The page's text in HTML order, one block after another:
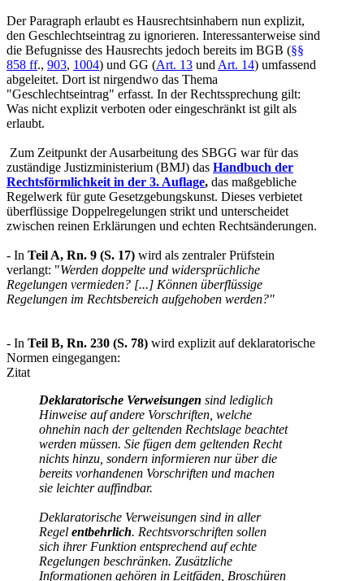
Der Paragraph erlaubt es Hausrechtsinhabern nun explizit,
den Geschlechtseintrag zu ignorieren. Interessanterweise sind
die Befugnisse des Hausrechts jedoch bereits im BGB (§§
858 ff., 903, 1004) und GG (Art. 13 undArt. 14) umfassend
abgeleitet. Dort ist nirgendwo das Thema
"Geschlechtseintrag" erfasst. In der Rechtssprechung gilt:
Was nicht explizit verboten oder eingeschränkt ist gilt als
erlaubt.
Zum Zeitpunkt der Ausarbeitung des SBGG war für das
zuständige Justizministerium (BMJ) das Handbuch der
Rechtsförmlichkeit in der 3. Auflage, das maßgebliche
Regelwerk für gute Gesetzgebungskunst. Dieses verbietet
überflüssige Doppelregelungen strikt und unterscheidet
zwischen reinen Erklärungen und echten Rechtsänderungen.
- In Teil A, Rn. 9 (S. 17) wird als zentraler Prüfstein
verlangt: "Werden doppelte und widersprüchliche
Regelungen vermieden? [...] Können überflüssige
Regelungen im Rechtsbereich aufgehoben werden?"
- In Teil B, Rn. 230 (S. 78) wird explizit auf deklaratorische
Normen eingegangen:
Zitat
Deklaratorische Verweisungen sind lediglich
Hinweise auf andere Vorschriften, welche
ohnehin nach der geltenden Rechtslage beachtet
werden müssen. Sie fügen dem geltenden Recht
nichts hinzu, sondern informieren nur über die
bereits vorhandenen Vorschriften und machen
sie leichter auffindbar.
Deklaratorische Verweisungen sind in aller
Regel entbehrlich. Rechtsvorschriften sollen
sich ihrer Funktion entsprechend auf echte
Regelungen beschränken. Zusätzliche
Informationen gehören in Leitfäden, Broschüren